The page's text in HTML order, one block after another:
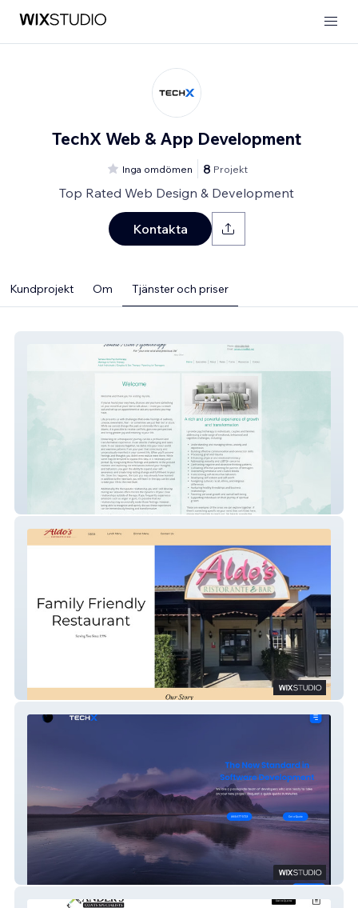
TechX Web & App Development
Inga omdömen 8 Projekt
Top Rated Web Design & Development
Kontakta
Kundprojekt Om Tjänster och priser
www.tktherapy.com
Aldos Ristorante